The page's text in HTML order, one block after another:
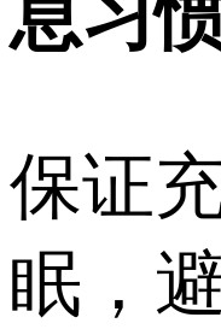
息习
保证
眠，